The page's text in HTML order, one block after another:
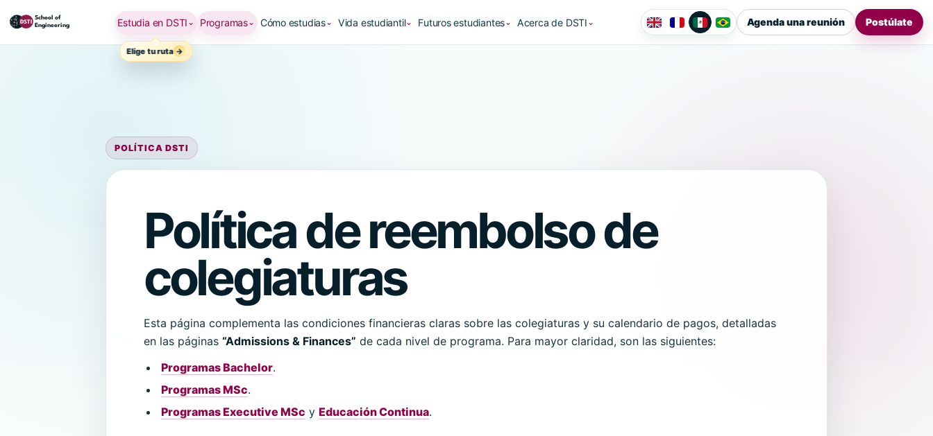
Estudia en DSTI ⌄
Elige tu ruta
Programas⌄ Cómo estudias⌄ Vida estudiantil⌄ Futuros estudiantes⌄ Acerca de DSTI ⌄ Agenda una reunión Postúlate
POLÍTICA DSTI
Política de reembolso de
colegiaturas
Esta página complementa las condiciones financieras claras sobre las colegiaturas y su calendario de pagos, detalladas
en las páginas “Admissions & Finances” de cada nivel de programa. Para mayor claridad, son las siguientes:
Programas Bachelor.
Programas MSc.
Programas Executive MSc y Educación Continua.